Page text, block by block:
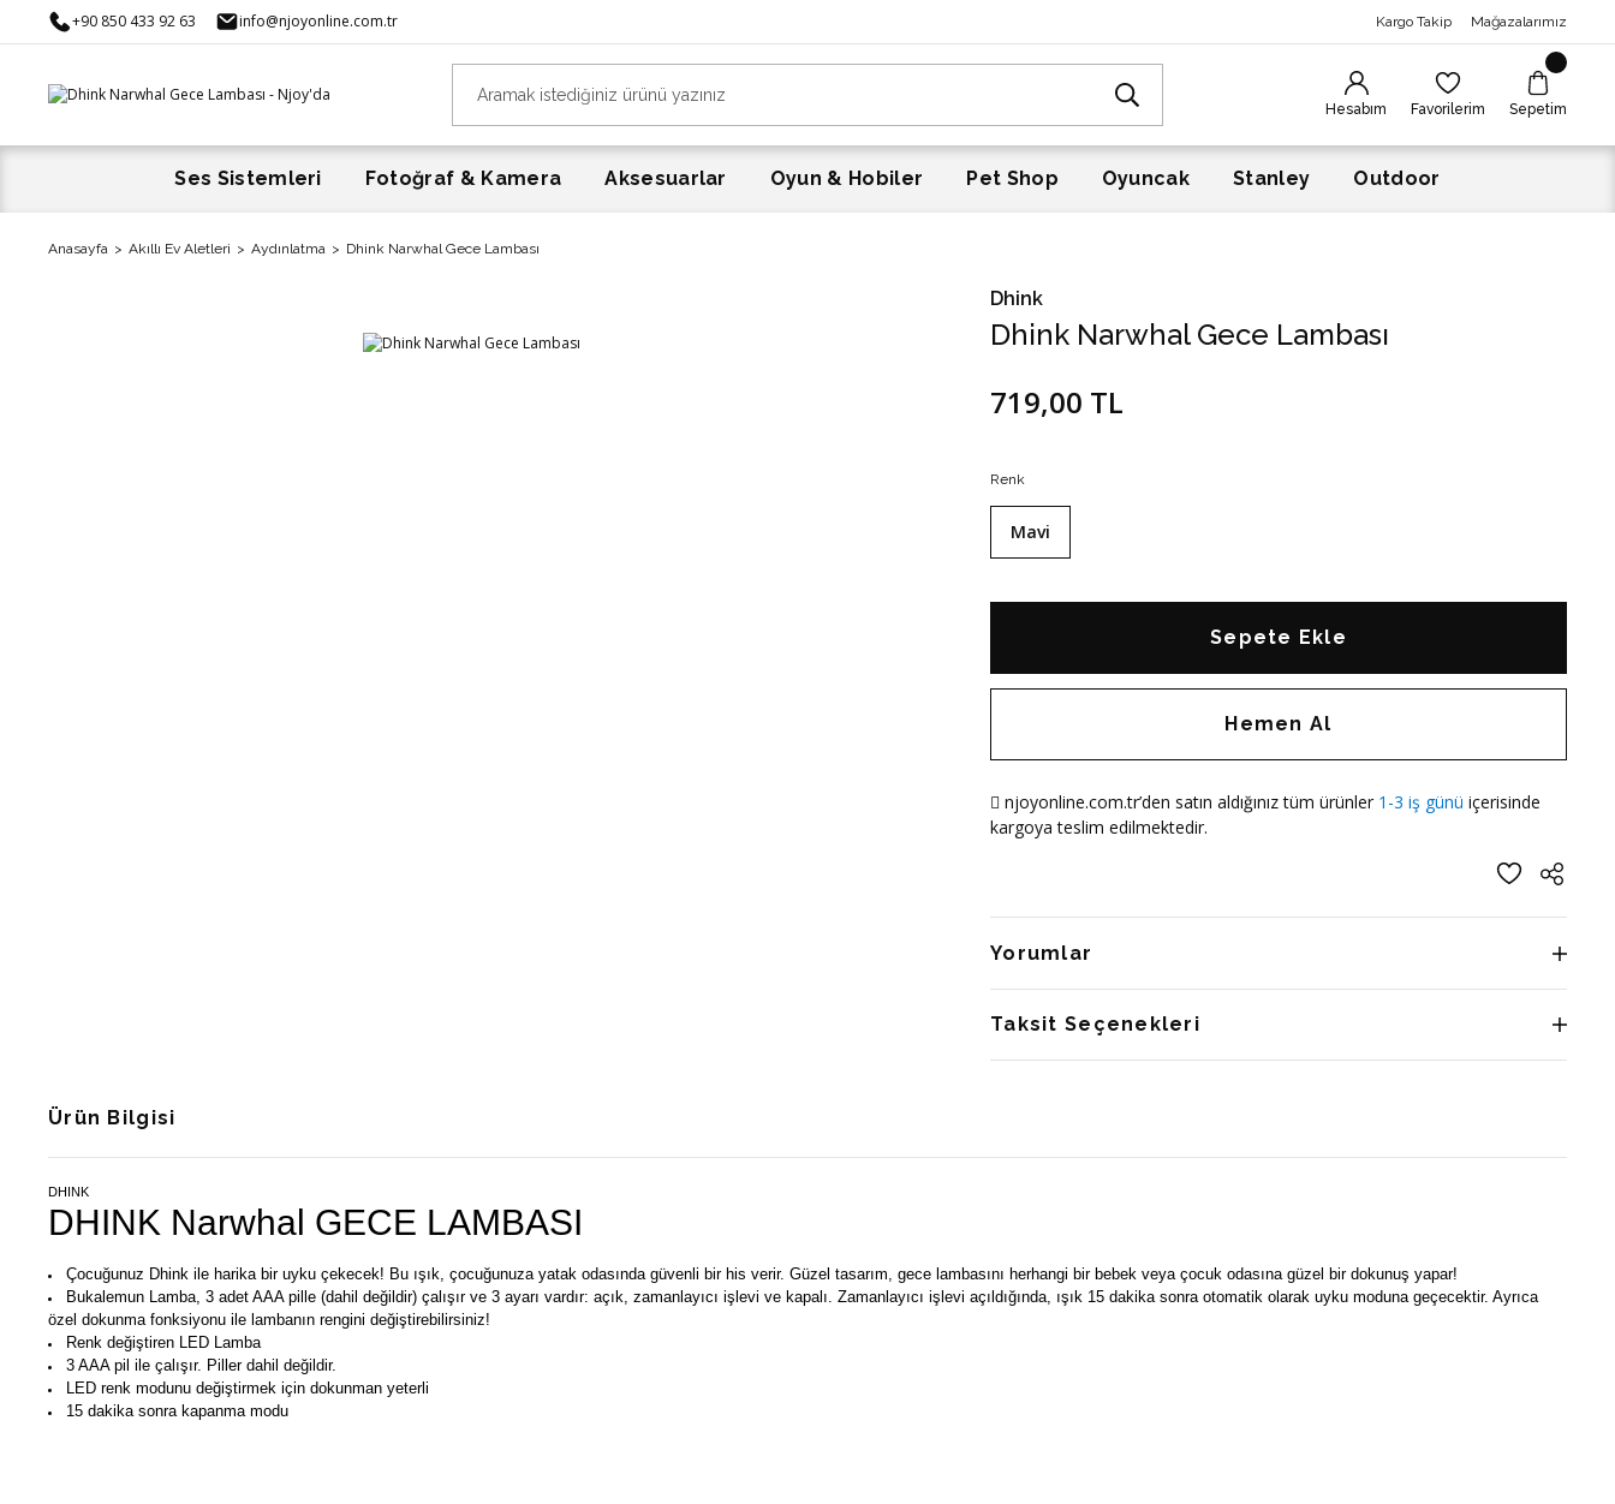
+90 850 433 92 63 info@njoyonline.com.tr Kargo Takip Mağazalarımız
Hesabım Favorilerim Sepetim
Ses Sistemleri Fotoğraf & Kamera Aksesuarlar Oyun & Hobiler Pet Shop Oyuncak Stanley Outdoor
Anasayfa Akıllı Ev Aletleri Aydınlatma Dhink Narwhal Gece Lambası
Dhink
Dhink Narwhal Gece Lambası
719,00 TL
Renk
Mavi
Sepete Ekle
Hemen Al
njoyonline.com.tr’den satın aldığınız tüm ürünler 1-3 iş günü içerisinde
kargoya teslim edilmektedir.
Yorumlar
Taksit Seçenekleri
Ürün Bilgisi
DHINK
DHINK Narwhal GECE LAMBASI
Çocuğunuz Dhink ile harika bir uyku çekecek! Bu ışık, çocuğunuza yatak odasında güvenli bir his verir. Güzel tasarım, gece lambasını herhangi bir bebek veya çocuk odasına güzel bir dokunuş yapar!
Bukalemun Lamba, 3 adet AAA pille (dahil değildir) çalışır ve 3 ayarı vardır: açık, zamanlayıcı işlevi ve kapalı. Zamanlayıcı işlevi açıldığında, ışık 15 dakika sonra otomatik olarak uyku moduna geçecektir. Ayrıca
özel dokunma fonksiyonu ile lambanın rengini değiştirebilirsiniz!
Renk değiştiren LED Lamba
3 AAA pil ile çalışır. Piller dahil değildir.
LED renk modunu değiştirmek için dokunman yeterli
15 dakika sonra kapanma modu